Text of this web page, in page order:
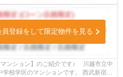
員登録をして限定物件を見る
ンション】のご紹介です♪ 川越市立中
校学区のマンションです。 西武新宿線